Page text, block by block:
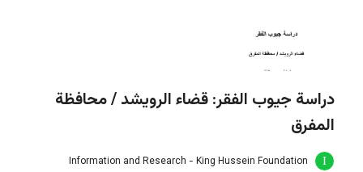
دراسة جيوب الفقر: قضاء الرويشد / محافظة
المفرق
Information and Research - King Hussein Foundation